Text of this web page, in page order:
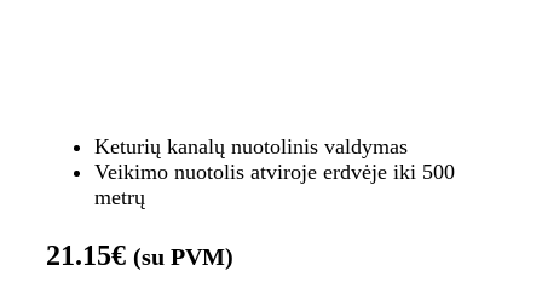
Keturių kanalų nuotolinis valdymas
Veikimo nuotolis atviroje erdvėje iki 500
metrų
21.15€ (su PVM)